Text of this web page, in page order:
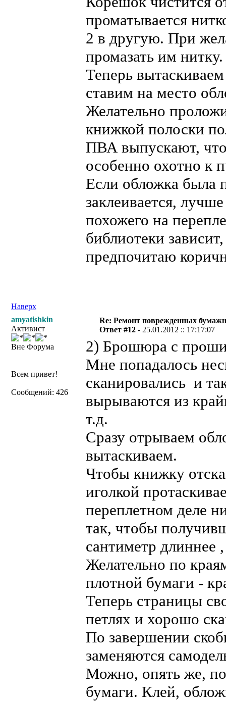
проматывается
2 в другую. При
промазать им
Теперь
ставим на место
Желательно
книжкой полоски
ПВА выпускают, что
особенно охотно к
Если обложка была
заклеивается,
похожего на
библиотеки
предпочитаю
Наверх
amyatishkin
Активист
Вне Форума
Всем привет!
Сообщений: 426
Re: Ремонт поврежденных
Ответ #12 - 25.01.2012 :: 17:17:07
2) Брошюра с
Мне попадалось
сканировались и
вырываются из
т.д.
Сразу отрываем
вытаскиваем.
Чтобы книжку
иголкой
переплетном деле
так, чтобы
сантиметр длиннее
Желательно по
плотной бумаги -
Теперь страницы
петлях и хорошо
По завершении
заменяются
Можно, опять же,
бумаги. Клей,